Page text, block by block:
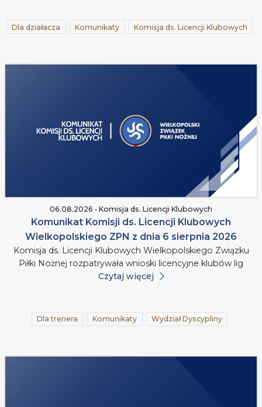
Dla działacza Komunikaty Komisja ds. Licencji Klubowych
06.08.2026 • Komisja ds. Licencji Klubowych
Komunikat Komisji ds. Licencji Klubowych
Wielkopolskiego ZPN z dnia 6 sierpnia 2026
Komisja ds. Licencji Klubowych Wielkopolskiego Związku
Piłki Nożnej rozpatrywała wnioski licencyjne klubów lig
Czytaj więcej
Dla trenera Komunikaty Wydział Dyscypliny